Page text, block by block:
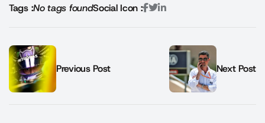
Tags :No tags foundSocial Icon :
Previous Post Next Post